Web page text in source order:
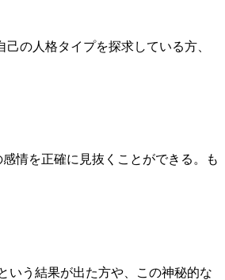
の人格タイプを探求している方、
情を正確に見抜くことができる。も
いう結果が出た方や、この神秘的な